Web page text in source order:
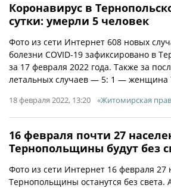
Коронавирус в
сутки: умерли 5 человек
Фото из сети Интернет 608 новых
болезни COVID-19 зафиксировано в
за 17 февраля 2022 года. Также за
летальных случаев — 5: 1 — женщина
18 февраля 2022, 13:20 «Житомирская
16 февраля почти 27
Тернопольщины будут без
Фото из сети Интернет 16 февраля 27
Тернопольщины останутся без света.